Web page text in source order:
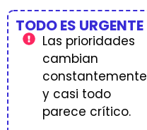
TODO ES URGENTE
Las prioridades
cambian
constantemente
y casi todo
parece crítico.